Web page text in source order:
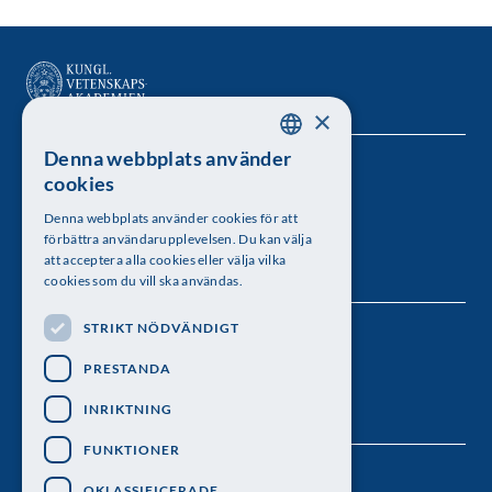
Kungl. Vetenskapsakademien
Besöksadress: Lilla Frescativägen 4A
Telefon: 08-673 95 00
Följ oss
SWEDISH
×
Denna webbplats använder
cookies
Denna webbplats använder cookies för att
förbättra användarupplevelsen. Du kan välja
att acceptera alla cookies eller välja vilka
cookies som du vill ska användas.
STRIKT NÖDVÄNDIGT
PRESTANDA
INRIKTNING
FUNKTIONER